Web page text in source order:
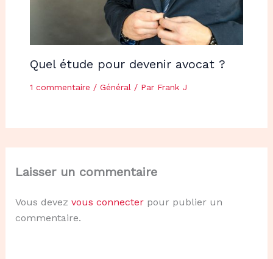
Quel étude pour devenir avocat ?
1 commentaire / Général / Par Frank J
Laisser un commentaire
Vous devez vous connecterpour publier un
commentaire.